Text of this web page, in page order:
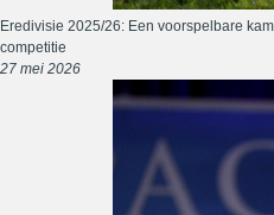
Eredivisie 2025/26: Een voorspelbare
competitie
27 mei 2026